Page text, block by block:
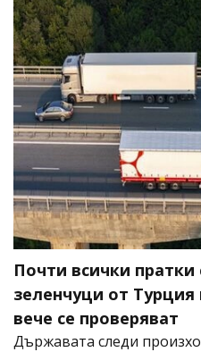
Почти всички пратки
зеленчуци от
вече се проверяват
Държавата следи